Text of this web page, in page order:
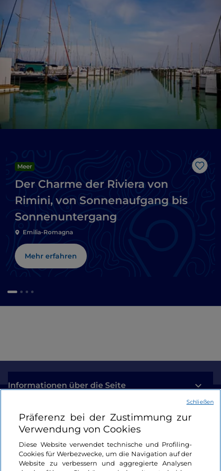
Like
Meer
Der Charme der Riviera von
Rimini, von Sonnenaufgang bis
Sonnenuntergang
Emilia-Romagna
Mehr erfahren
Informationen über die Seite
Nützliche Links
Login
Bleiben wir in Kontakt
Präferenz bei der Zustimmung zur
Verwendung von Cookies
Diese Website verwendet technische und Profiling-
Cookies für Werbezwecke, um die Navigation auf der
Website zu verbessern und aggregierte Analysen
Schließen